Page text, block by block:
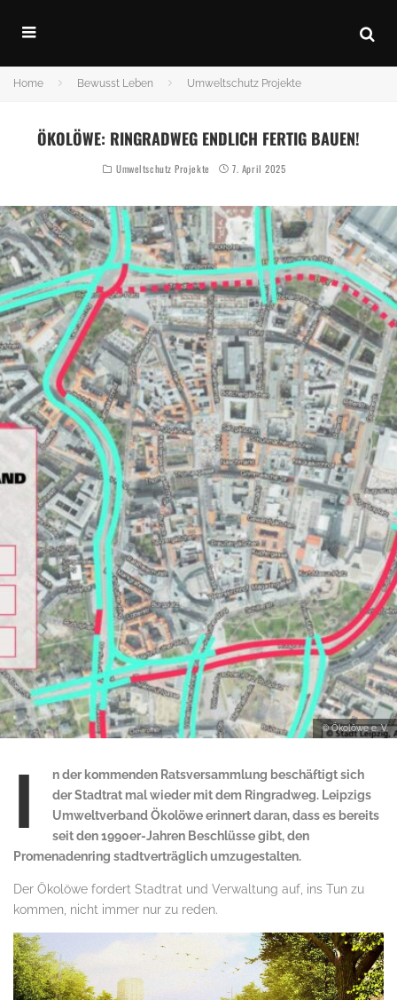
Home Bewusst Leben Umweltschutz Projekte
ÖKOLÖWE: RINGRADWEG ENDLICH FERTIG BAUEN!
Umweltschutz Projekte 7. April 2025
© Ökolöwe e. V.
I
n der kommenden Ratsversammlung beschäftigt sich
der Stadtrat mal wieder mit dem Ringradweg. Leipzigs
Umweltverband Ökolöwe erinnert daran, dass es bereits
seit den 1990er-Jahren Beschlüsse gibt, den
Promenadenring stadtverträglich umzugestalten.
Der Ökolöwe fordert Stadtrat und Verwaltung auf, ins Tun zu
kommen, nicht immer nur zu reden.